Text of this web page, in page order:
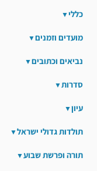
כללי
מועדים וזמנים
נביאים וכתובים
סדרות
עיון
תולדות גדולי ישראל
תורה ופרשת שבוע